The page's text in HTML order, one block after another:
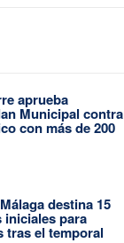
aprueba
Municipal contra
con más de 200
destina 15
iniciales para
tras el temporal